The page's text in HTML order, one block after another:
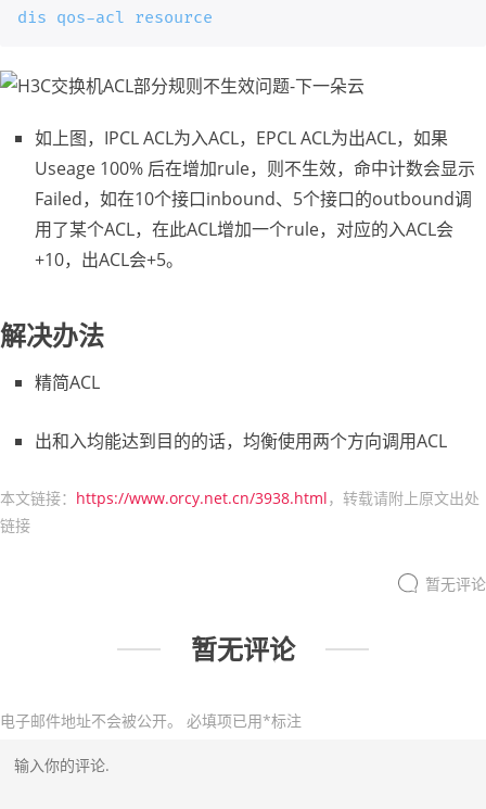
dis qos-acl resource
如上图，IPCL ACL为入ACL，EPCL ACL为出ACL，如果
Useage 100% 后在增加rule，则不生效，命中计数会显示
Failed，如在10个接口inbound、5个接口的outbound调
用了某个ACL，在此ACL增加一个rule，对应的入ACL会
+10，出ACL会+5。
解决办法
精简ACL
出和入均能达到目的的话，均衡使用两个方向调用ACL
本文链接： https://www.orcy.net.cn/3938.html，转载请附上原文出处
链接
暂无评论
暂无评论
电子邮件地址不会被公开。 必填项已用*标注